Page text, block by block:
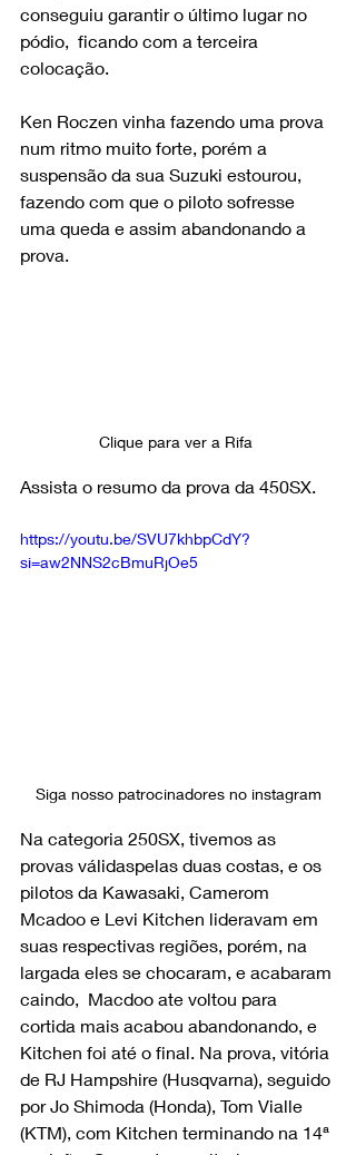
conseguiu garantir o último lugar no
pódio,  ficando com a terceira
colocação.
Ken Roczen vinha fazendo uma prova
num ritmo muito forte, porém a
suspensão da sua Suzuki estourou,
fazendo com que o piloto sofresse
uma queda e assim abandonando a
prova.
Clique para ver a Rifa
Assista o resumo da prova da 450SX.
https://youtu.be/SVU7khbpCdY?
si=aw2NNS2cBmuRjOe5
Siga nosso patrocinadores no instagram
Na categoria 250SX, tivemos as
provas válidaspelas duas costas, e os
pilotos da Kawasaki, Camerom
Mcadoo e Levi Kitchen lideravam em
suas respectivas regiões, porém, na
largada eles se chocaram, e acabaram
caindo,  Macdoo ate voltou para
cortida mais acabou abandonando, e
Kitchen foi até o final. Na prova, vitória
de RJ Hampshire (Husqvarna), seguido
por Jo Shimoda (Honda), Tom Vialle
(KTM), com Kitchen terminando na 14ª